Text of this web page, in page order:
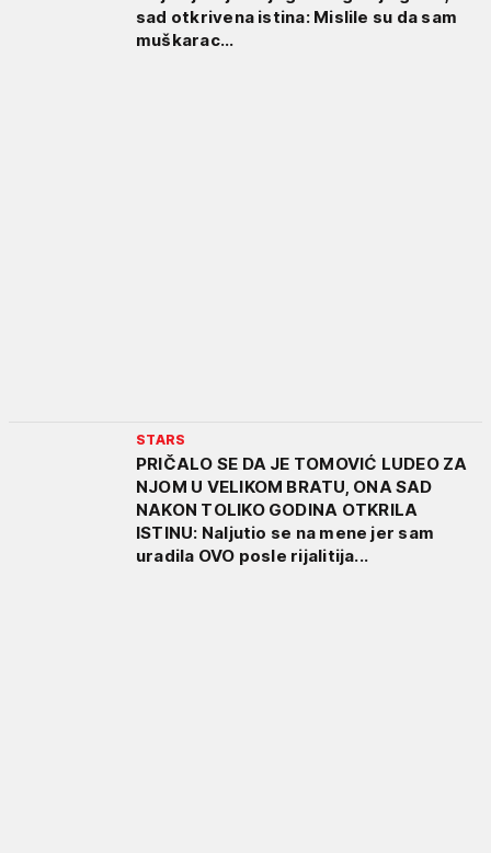
sad otkrivena istina: Mislile su da sam
muškarac...
STARS
PRIČALO SE DA JE TOMOVIĆ LUDEO ZA
NJOM U VELIKOM BRATU, ONA SAD
NAKON TOLIKO GODINA OTKRILA
ISTINU: Naljutio se na mene jer sam
uradila OVO posle rijalitija...